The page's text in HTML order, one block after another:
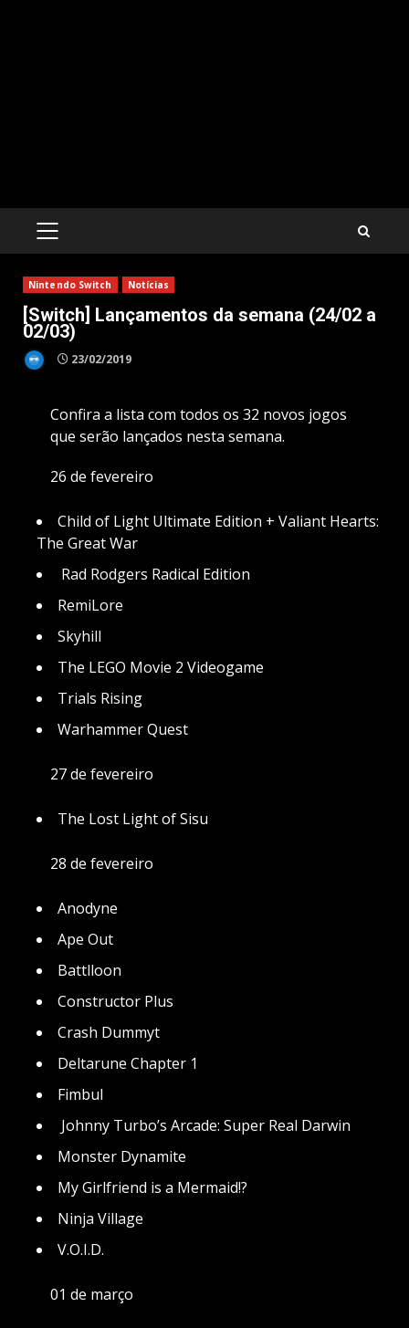
PRIMARY
Nintendo Switch Notícias
[Switch] Lançamentos da semana (24/02 a
02/03)
23/02/2019
Confira a lista com todos os 32 novos jogos
que serão lançados nesta semana.
26 de fevereiro
Child of Light Ultimate Edition + Valiant Hearts:
The Great War
Rad Rodgers Radical Edition
RemiLore
Skyhill
The LEGO Movie 2 Videogame
Trials Rising
Warhammer Quest
27 de fevereiro
The Lost Light of Sisu
28 de fevereiro
Anodyne
Ape Out
Battlloon
Constructor Plus
Crash Dummyt
Deltarune Chapter 1
Fimbul
Johnny Turbo’s Arcade: Super Real Darwin
Monster Dynamite
My Girlfriend is a Mermaid!?
Ninja Village
V.O.I.D.
01 de março